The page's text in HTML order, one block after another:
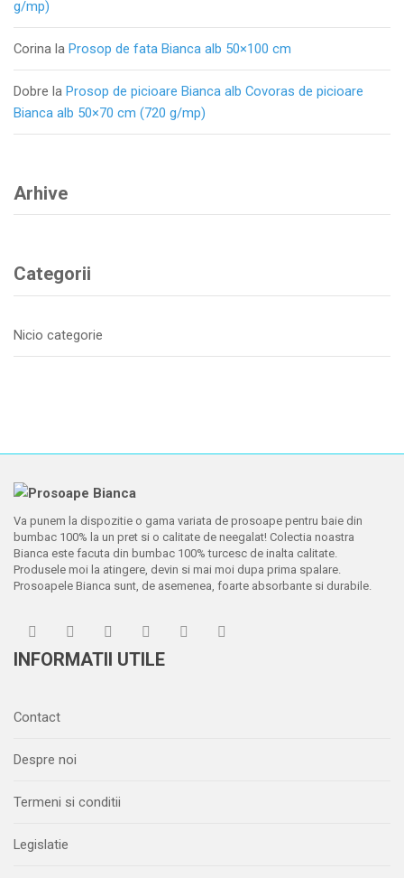
g/mp)
Corina la Prosop de fata Bianca alb 50×100 cm
Dobre la Prosop de picioare Bianca alb Covoras de picioare
Bianca alb 50×70 cm (720 g/mp)
Arhive
Categorii
Nicio categorie
Va punem la dispozitie o gama variata de prosoape pentru baie din
bumbac 100% la un pret si o calitate de neegalat! Colectia noastra
Bianca este facuta din bumbac 100% turcesc de inalta calitate.
Produsele moi la atingere, devin si mai moi dupa prima spalare.
Prosoapele Bianca sunt, de asemenea, foarte absorbante si durabile.
INFORMATII UTILE
Contact
Despre noi
Termeni si conditii
Legislatie